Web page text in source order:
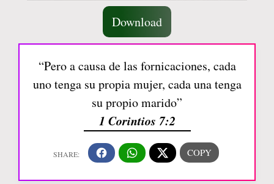
Download
“Pero a causa de las fornicaciones, cada
uno tenga su propia mujer, cada una tenga
su propio marido”
1 Corintios 7:2